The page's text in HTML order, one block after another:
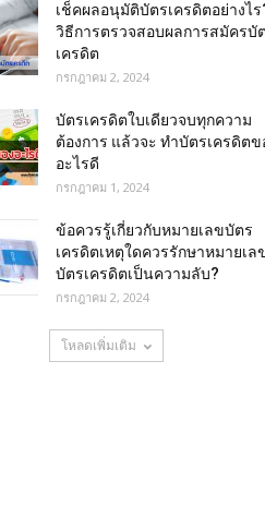
เช็คผลอนุมัติบัตรเครดิตอย่างไร
วิธีการตรวจสอบผลการสมัครบั
เครดิต
กรกฎาคม 2, 2024
บัตรเครดิตใบเดียวจบทุกความ
ต้องการ แล้วจะ ทำบัตรเครดิตข
อะไรดี
กรกฎาคม 1, 2024
ข้อควรรู้เกี่ยวกับหมายเลขบัตร
เครดิตเหตุใดควรรักษาหมายเล
บัตรเครดิตเป็นความลับ?
กรกฎาคม 2, 2024
โหลดเพิ่มเติม